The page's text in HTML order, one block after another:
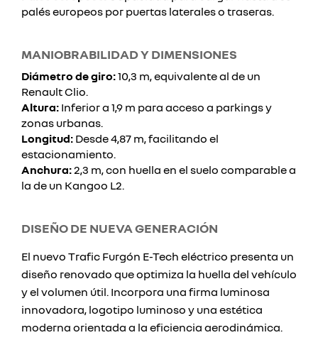
palés europeos por puertas laterales o traseras.
MANIOBRABILIDAD Y DIMENSIONES
Diámetro de giro:10,3 m, equivalente al de un
Renault Clio.
Altura: Inferior a 1,9 m para acceso a parkings y
zonas urbanas.
Longitud: Desde 4,87 m, facilitando el
estacionamiento.
Anchura:2,3 m, con huella en el suelo comparable a
la de un Kangoo L2.
DISEÑO DE NUEVA GENERACIÓN
El nuevo Trafic Furgón E-Tech eléctrico presenta un
diseño renovado que optimiza la huella del vehículo
y el volumen útil. Incorpora una firma luminosa
innovadora, logotipo luminoso y una estética
moderna orientada a la eficiencia aerodinámica.